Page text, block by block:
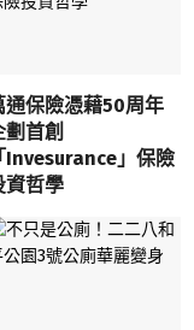
通保險憑藉50周年
劃首創
Invesurance」保險
資哲學